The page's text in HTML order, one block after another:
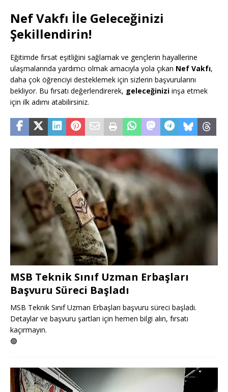
Nef Vakfı İle Geleceğinizi
Şekillendirin!
Eğitimde fırsat eşitliğini sağlamak ve gençlerin hayallerine
ulaşmalarında yardımcı olmak amacıyla yola çıkan Nef Vakfı,
daha çok öğrenciyi desteklemek için sizlerin başvurularını
bekliyor. Bu fırsatı değerlendirerek, geleceğinizi inşa etmek
için ilk adımı atabilirsiniz.
MSB Teknik Sınıf Uzman Erbaşları
Başvuru Süreci Başladı
MSB Teknik Sınıf Uzman Erbaşları başvuru süreci başladı.
Detaylar ve başvuru şartları için hemen bilgi alın, fırsatı
kaçırmayın.
🟢